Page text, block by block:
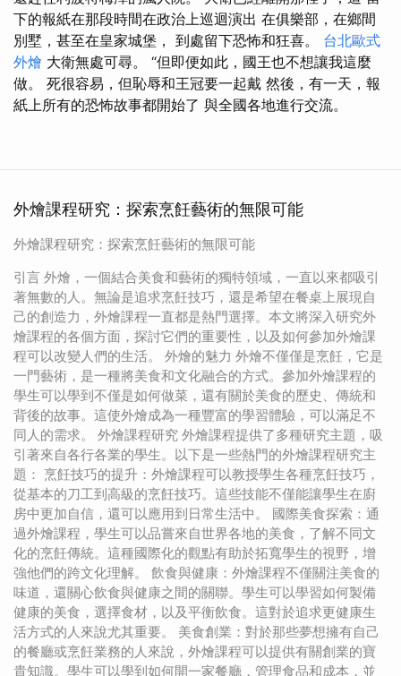
下的報紙在那段時間在政治上巡迴演出 在俱樂部，在鄉間
別墅，甚至在皇家城堡， 到處留下恐怖和狂喜。 台北歐式
外燴 大衛無處可尋。 “但即便如此，國王也不想讓我這麼
做。 死很容易，但恥辱和王冠要一起戴 然後，有一天，報
紙上所有的恐怖故事都開始了 與全國各地進行交流。
外燴課程研究：探索烹飪藝術的無限可能
外燴課程研究：探索烹飪藝術的無限可能
引言 外燴，一個結合美食和藝術的獨特領域，一直以來都吸引
著無數的人。無論是追求烹飪技巧，還是希望在餐桌上展現自
己的創造力，外燴課程一直都是熱門選擇。本文將深入研究外
燴課程的各個方面，探討它們的重要性，以及如何參加外燴課
程可以改變人們的生活。 外燴的魅力 外燴不僅僅是烹飪，它是
一門藝術，是一種將美食和文化融合的方式。參加外燴課程的
學生可以學到不僅是如何做菜，還有關於美食的歷史、傳統和
背後的故事。這使外燴成為一種豐富的學習體驗，可以滿足不
同人的需求。 外燴課程研究 外燴課程提供了多種研究主題，吸
引著來自各行各業的學生。以下是一些熱門的外燴課程研究主
題： 烹飪技巧的提升：外燴課程可以教授學生各種烹飪技巧，
從基本的刀工到高級的烹飪技巧。這些技能不僅能讓學生在廚
房中更加自信，還可以應用到日常生活中。 國際美食探索：通
過外燴課程，學生可以品嘗來自世界各地的美食，了解不同文
化的烹飪傳統。這種國際化的觀點有助於拓寬學生的視野，增
強他們的跨文化理解。 飲食與健康：外燴課程不僅關注美食的
味道，還關心飲食與健康之間的關聯。學生可以學習如何製備
健康的美食，選擇食材，以及平衡飲食。這對於追求更健康生
活方式的人來說尤其重要。 美食創業：對於那些夢想擁有自己
的餐廳或烹飪業務的人來說，外燴課程可以提供有關創業的寶
貴知識。學生可以學到如何開一家餐廳，管理食品和成本，並